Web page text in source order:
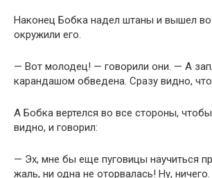
Наконец Бобка надел штаны и вышел
окружили его.
— Вот молодец! — говорили они. — А
карандашом обведена. Сразу видно,
А Бобка вертелся во все стороны,
видно, и говорил:
— Эх, мне бы еще пуговицы научиться
жаль, ни одна не оторвалась! Ну,